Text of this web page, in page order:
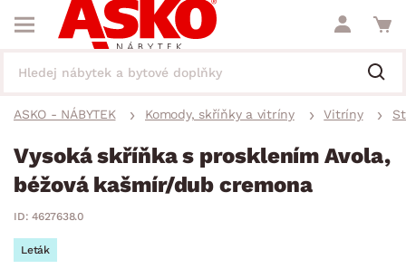
ASKO - NÁBYTEK Komody, skříňky a vitríny Vitríny
Vysoká skříňka s prosklením Avola,
béžová kašmír/dub cremona
ID: 4627638.0
Leták